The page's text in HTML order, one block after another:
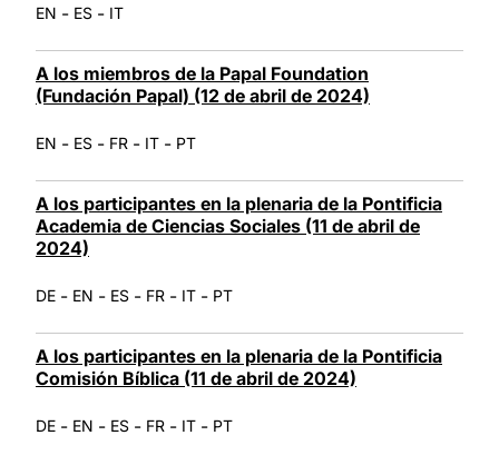
EN - ES - IT
A los miembros de la Papal Foundation
(Fundación Papal) (12 de abril de 2024)
EN - ES - FR - IT - PT
A los participantes en la plenaria de la Pontificia
Academia de Ciencias Sociales (11 de abril de
2024)
DE - EN - ES - FR - IT - PT
A los participantes en la plenaria de la Pontificia
Comisión Bíblica (11 de abril de 2024)
DE - EN - ES - FR - IT - PT